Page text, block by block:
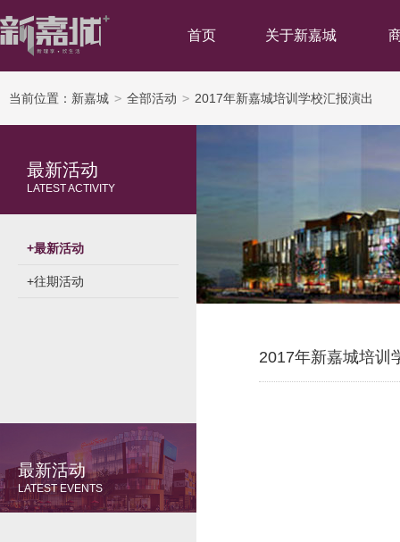
首页 关于新嘉城
当前位置： 新嘉城 > 全部活动 > 2017年新嘉城培训学校汇报演出
最新活动
LATEST ACTIVITY
+最新活动
+往期活动
最新活动
LATEST EVENTS
2017年新嘉城培训